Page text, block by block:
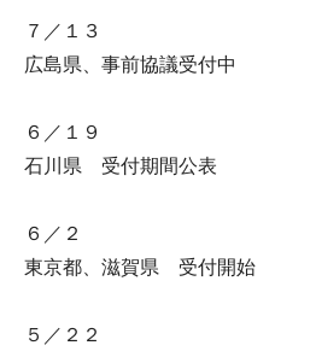
７／１３
広島県、事前協議受付中
６／１９
石川県 受付期間公表
６／２
東京都、滋賀県 受付開始
５／２２